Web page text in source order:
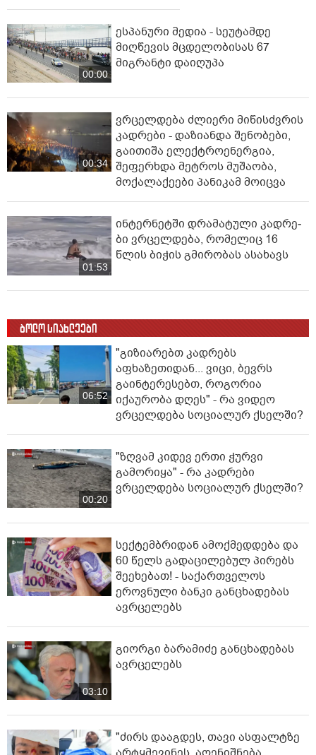
00:00
ესპანური მედია - სეუტამდე
მიღწევის მცდელობისას 67
მიგრანტი დაიღუპა
00:34
ვრცელდება ძლიერი მიწისძვრის
კადრები - დაზიანდა შენობები,
გაითიშა ელექტროენერგია,
შეფერხდა მეტროს მუშაობა,
მოქალაქეები პანიკამ მოიცვა
01:53
ინ­ტერ­ნეტ­ში დრა­მა­ტუ­ლი კად­რე­
ბი ვრცელდება, რომელიც 16
წლის ბიჭის გმირობას ასახავს
ბოლო სიახლეები
06:52
"გიზიარებთ კადრებს
აფხაზეთიდან... ვიცი, ბევრს
გაინტერესებთ, როგორია
იქაურობა დღეს" - რა ვიდეო
ვრცელდება სოციალურ ქსელში?
00:20
"ზღვამ კიდევ ერთი ჭურვი
გამორიყა" - რა კადრები
ვრცელდება სოციალურ ქსელში?
სექტემბრიდან ამოქმედდება და
60 წელს გადაცილებულ პირებს
შეეხებათ! - საქართველოს
ეროვნული ბანკი განცხადებას
ავრცელებს
03:10
გიორგი ბარამიძე განცხადებას
ავრცელებს
"ძირს დააგდეს, თავი ასფალტზე